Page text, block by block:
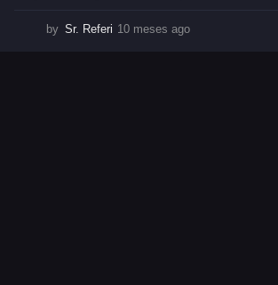
by Sr. Referi 10 meses ago